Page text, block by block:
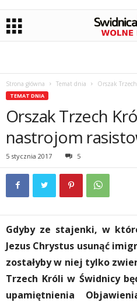
Strona główna Temat dnia Orszak
TEMAT DNIA
Orszak Trzech
nastrojom
5 stycznia 2017 5
Gdyby ze stajenki, w
Jezus Chrystus usunąć
zostałyby w niej tylko
Trzech Króli w Świdnicy
upamiętnienia